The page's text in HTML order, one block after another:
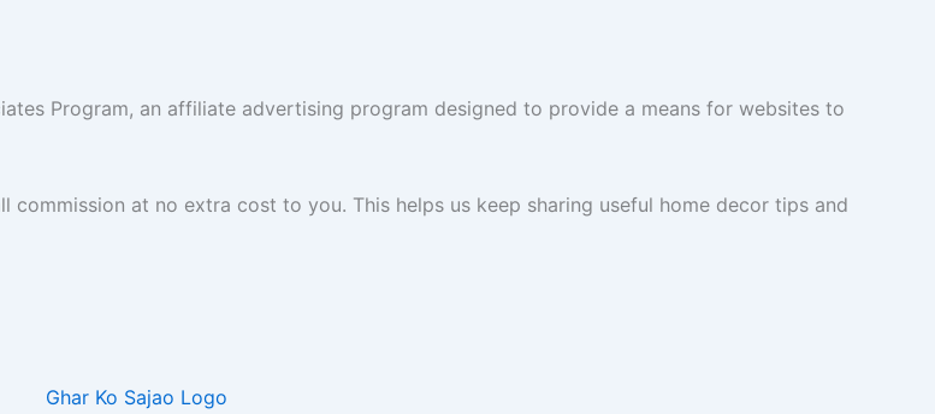
Program, an affiliate advertising program designed to provide a means for websites to
commission at no extra cost to you. This helps us keep sharing useful home decor tips and